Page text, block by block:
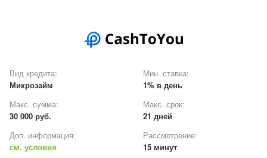
Вид кредита:
Микрозайм
Мин. ставка:
1% в день
Макс. сумма:
30 000 руб.
Макс. срок:
21 дней
Доп. информация:
см. условия
Рассмотрение:
15 минут